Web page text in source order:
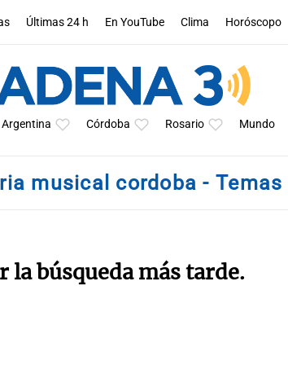
Últimas 24 h En YouTube Clima Horóscopo
Argentina Córdoba Rosario Mundo
musical cordoba - Temas
búsqueda más tarde.